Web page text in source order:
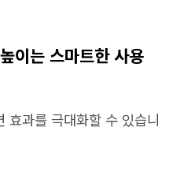
이는 스마트한 사용
효과를 극대화할 수 있습니